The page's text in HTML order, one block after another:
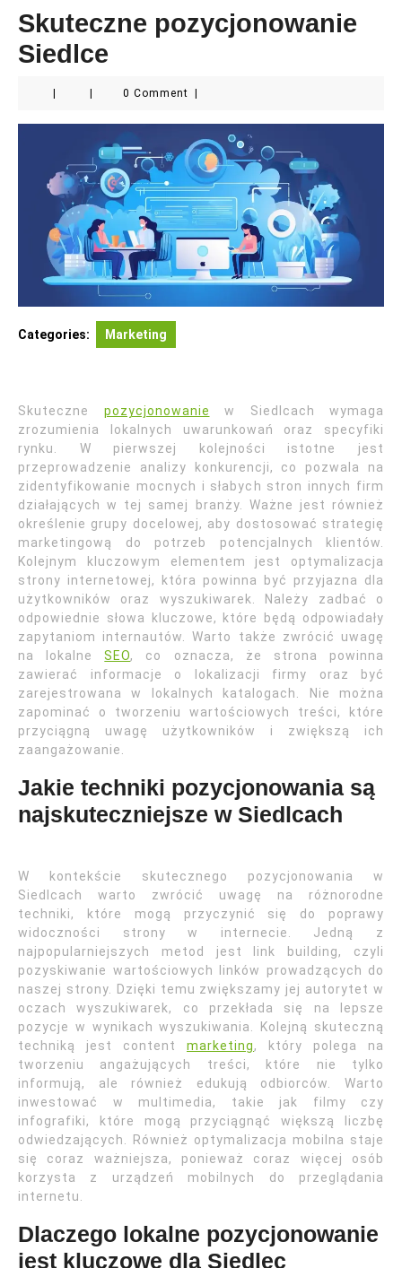
Skuteczne pozycjonowanie
Siedlce
0 Comment
Categories: Marketing
Skuteczne pozycjonowanie w Siedlcach wymaga
zrozumienia lokalnych uwarunkowań oraz specyfiki
rynku. W pierwszej kolejności istotne jest
przeprowadzenie analizy konkurencji, co pozwala na
zidentyfikowanie mocnych i słabych stron innych firm
działających w tej samej branży. Ważne jest również
określenie grupy docelowej, aby dostosować strategię
marketingową do potrzeb potencjalnych klientów.
Kolejnym kluczowym elementem jest optymalizacja
strony internetowej, która powinna być przyjazna dla
użytkowników oraz wyszukiwarek. Należy zadbać o
odpowiednie słowa kluczowe, które będą odpowiadały
zapytaniom internautów. Warto także zwrócić uwagę
na lokalneSEO, co oznacza, że strona powinna
zawierać informacje o lokalizacji firmy oraz być
zarejestrowana w lokalnych katalogach. Nie można
zapominać o tworzeniu wartościowych treści, które
przyciągną uwagę użytkowników i zwiększą ich
zaangażowanie.
Jakie techniki pozycjonowania są
najskuteczniejsze w Siedlcach
W kontekście skutecznego pozycjonowania w
Siedlcach warto zwrócić uwagę na różnorodne
techniki, które mogą przyczynić się do poprawy
widoczności strony w internecie. Jedną z
najpopularniejszych metod jest link building, czyli
pozyskiwanie wartościowych linków prowadzących do
naszej strony. Dzięki temu zwiększamy jej autorytet w
oczach wyszukiwarek, co przekłada się na lepsze
pozycje w wynikach wyszukiwania. Kolejną skuteczną
techniką jest content marketing, który polega na
tworzeniu angażujących treści, które nie tylko
informują, ale również edukują odbiorców. Warto
inwestować w multimedia, takie jak filmy czy
infografiki, które mogą przyciągnąć większą liczbę
odwiedzających. Również optymalizacja mobilna staje
się coraz ważniejsza, ponieważ coraz więcej osób
korzysta z urządzeń mobilnych do przeglądania
internetu.
Dlaczego lokalne pozycjonowanie
jest kluczowe dla Siedlec